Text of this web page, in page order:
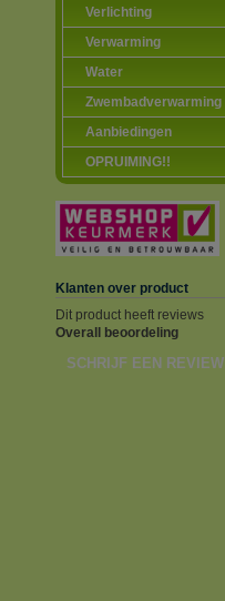
Verlichting
Verwarming
Water
Zwembadverwarming
Aanbiedingen
OPRUIMING!!
Klanten over product
Dit product heeft reviews
Overall beoordeling
SCHRIJF EEN REVIEW